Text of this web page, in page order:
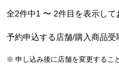
全2件中1 〜 2件目を表示し
予約申込する店舗/購入商品受
申し込み後に店舗を変更するこ